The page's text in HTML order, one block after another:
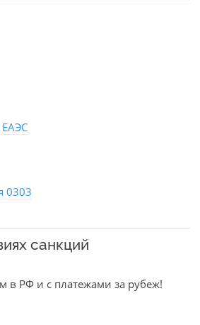
0303
санкций
в РФ и с платежами за рубеж!